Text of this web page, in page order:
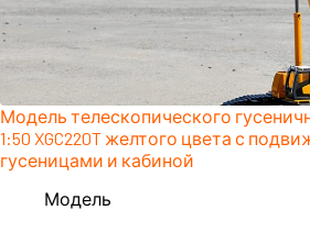
Модель телескопического
1:50 XGC220T желтого цвета с
гусеницами и кабиной
Модель